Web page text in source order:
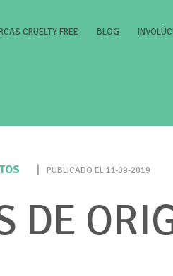
CRUELTY FREE BLOG
PUBLICADO EL 11-09-2019
DE